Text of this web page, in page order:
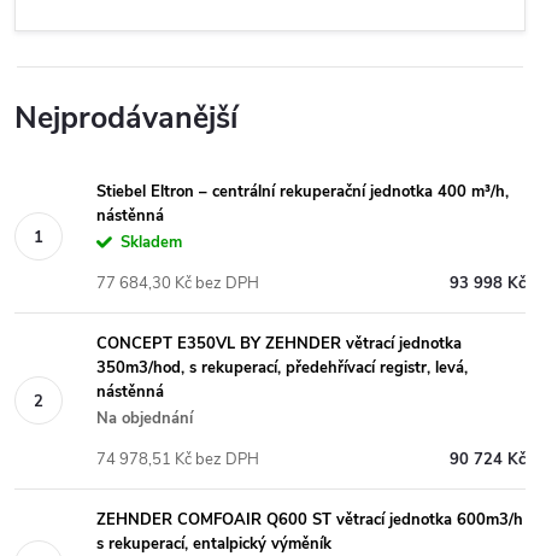
Nejprodávanější
Stiebel Eltron – centrální rekuperační jednotka 400 m³/h,
nástěnná
Skladem
93 998 Kč
77 684,30 Kč bez DPH
CONCEPT E350VL BY ZEHNDER větrací jednotka
350m3/hod, s rekuperací, předehřívací registr, levá,
nástěnná
Na objednání
90 724 Kč
74 978,51 Kč bez DPH
ZEHNDER COMFOAIR Q600 ST větrací jednotka 600m3/h
s rekuperací, entalpický výměník